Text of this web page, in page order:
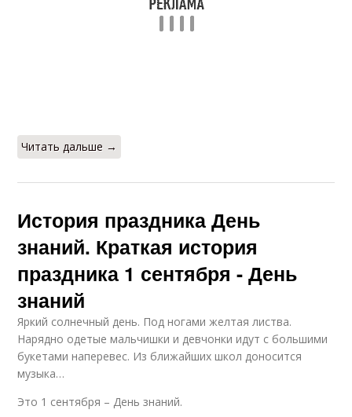
Читать дальше →
История праздника День
знаний. Краткая история
праздника 1 сентября - День
знаний
Яркий солнечный день. Под ногами желтая листва.
Нарядно одетые мальчишки и девчонки идут с большими
букетами наперевес. Из ближайших школ доносится
музыка…
Это 1 сентября – День знаний.